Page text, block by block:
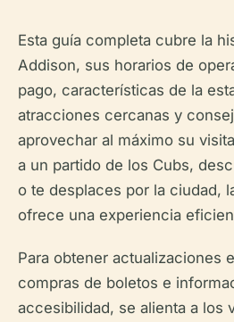
Esta guía completa cubre la
Addison, sus horarios de
pago, características de la
atracciones cercanas y
aprovechar al máximo su
a un partido de los Cubs,
o te desplaces por la ciudad,
ofrece una experiencia
Para obtener actualizaciones
compras de boletos e
accesibilidad, se alienta a los